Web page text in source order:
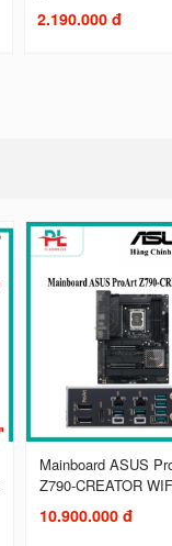
2.190.000 đ
Mainboard ASUS
Z790-CREATOR
10.900.000 đ